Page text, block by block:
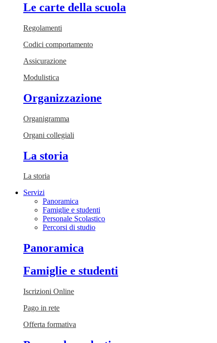
Le carte della scuola
Regolamenti
Codici comportamento
Assicurazione
Modulistica
Organizzazione
Organigramma
Organi collegiali
La storia
La storia
Servizi
Panoramica
Famiglie e studenti
Personale Scolastico
Percorsi di studio
Panoramica
Famiglie e studenti
Iscrizioni Online
Pago in rete
Offerta formativa